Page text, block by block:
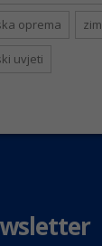
oprema
uvjeti